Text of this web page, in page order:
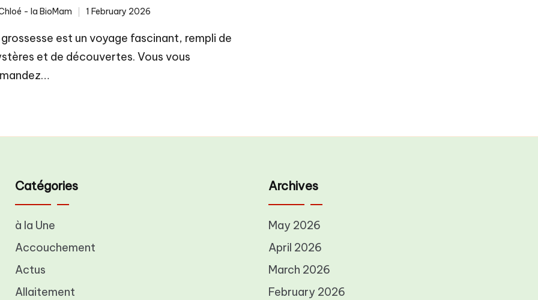
- la BioMam 1 February 2026
grossesse est un voyage fascinant, rempli de
et de découvertes. Vous vous
Catégories
à la Une
Accouchement
Actus
Allaitement
Archives
May 2026
April 2026
March 2026
February 2026